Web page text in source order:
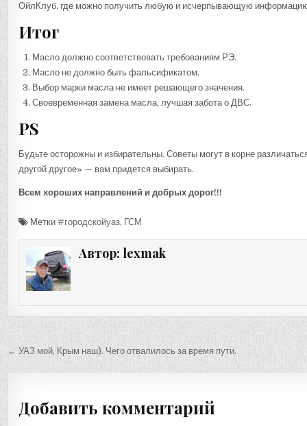
ОйлКлуб, где можно получить любую и исчерпывающую
Итог
Масло должно соответствовать требованиям РЭ.
Масло не должно быть фальсификатом.
Выбор марки масла не имеет решающего значения.
Своевременная замена масла, лучшая забота о ДВС.
PS
Будьте осторожны и избирательны. Советы могут в корне
другой другое» — вам придется выбирать.
Всем хороших направлений и добрых дорог!!!
Метки#городскойуаз, ГСМ
Автор: lexmak
Навигация
по
записям
← УАЗ мой, Крым наш). Чего отвалилось за время пути.
Добавить комментарий